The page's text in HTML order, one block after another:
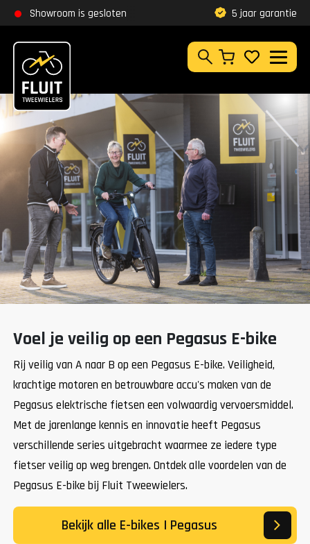
Zoeken
Zoeken
Showroom is gesloten
5 jaar garantie Klantbeoordeling9,8
Voel je veilig op een Pegasus E-bike
Rij veilig van A naar B op een Pegasus E-bike. Veiligheid,
krachtige motoren en betrouwbare accu's maken van de
Pegasus elektrische fietsen een volwaardig vervoersmiddel.
Met de jarenlange kennis en innovatie heeft Pegasus
verschillende series uitgebracht waarmee ze iedere type
fietser veilig op weg brengen. Ontdek alle voordelen van de
Pegasus E-bike bij Fluit Tweewielers.
Bekijk alle E-bikes | Pegasus